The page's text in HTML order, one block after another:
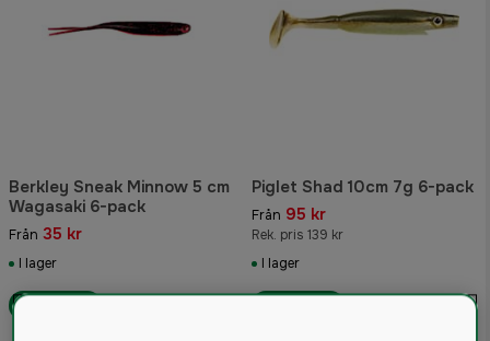
Berkley Sneak Minnow 5 cm
Wagasaki 6-pack
Från 35 kr
I lager
Piglet Shad 10cm 7g 6-pack
Från 95 kr
Rek. pris 139 kr
I lager